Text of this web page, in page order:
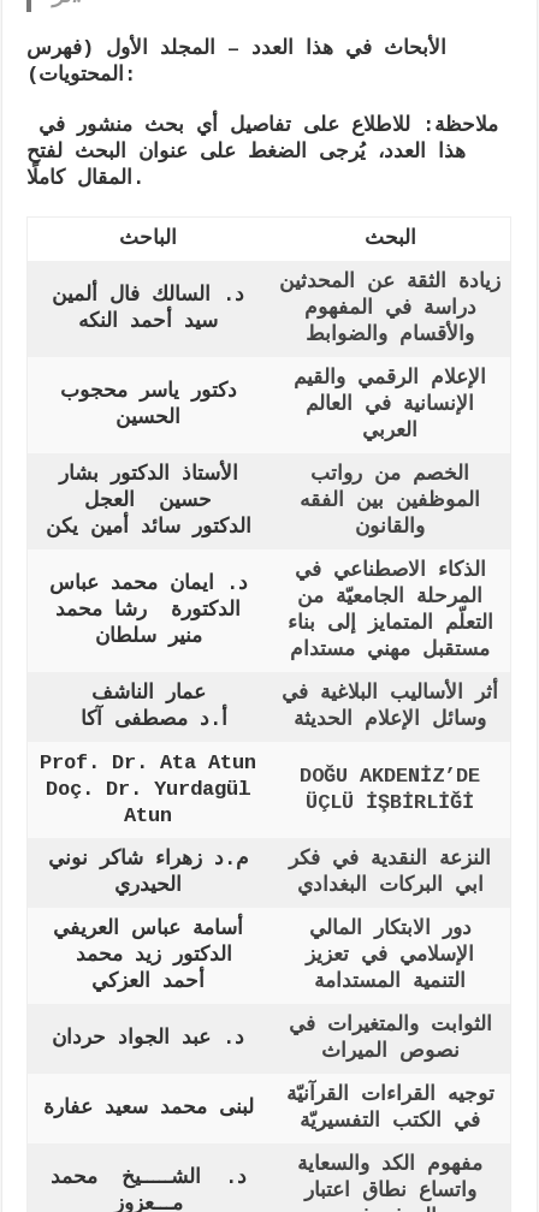
الأبحاث في هذا العدد – المجلد الأول (فهرس
المحتويات):
هذا العدد، يُرجى الضغط على عنوان البحث لفتح
المقال كاملًا.
الباحث البحث
د. السالك فال ألمين
سيد أحمد النكه
زيادة الثقة عن المحدثين
دراسة في المفهوم
والأقسام والضوابط
دكتور
ياسر محجوب
الحسين
الإعلام الرقمي والقيم
الإنسانية في العالم
العربي
الأستاذ الدكتور بشار
حسين العجل
الدكتور سائد أمين يكن
الخصم من رواتب
الموظفين بين الفقه
والقانون
د. ايمان محمد عباس
الدكتورة رشا محمد
منير سلطان
الذكاء الاصطناعي في
المرحلة الجامعيّة من
التعلّم المتمايز إلى بناء
مستقبل مهني مستدام
عمار الناشف
أ.د مصطفى آكا
أثر الأساليب البلاغية في
وسائل الإعلام الحديثة
Prof. Dr. Ata Atun
Doç. Dr. Yurdagül
Atun
DOĞU AKDENİZ’DE
ÜÇLÜ İŞBİRLİĞİ
م.د زهراء شاكر نوني
الحيدري
النزعة النقدية في فكر
ابي البركات البغدادي
أسامة عباس العريفي
أحمد العزكي
دور الابتكار المالي
الإسلامي في تعزيز
التنمية المستدامة
د. عبد الجواد حردان
الثوابت والمتغيرات في
نصوص الميراث
لبنى محمد سعيد عفارة
توجيه القراءات القرآنيّة
في الكتب التفسيريّة
د. الشـــــيخ محمد
مـــعزوز
مفهوم الكد والسعاية
واتساع نطاق اعتبار